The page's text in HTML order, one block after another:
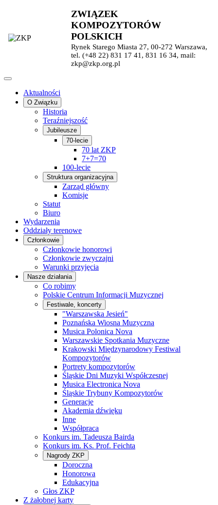
ZWIĄZEK
KOMPOZYTORÓW
POLSKICH
Rynek Starego Miasta 27, 00-272 Warszawa,
tel. (+48 22) 831 17 41, 831 16 34, mail:
zkp@zkp.org.pl
Aktualności
O Związku
Historia
Teraźniejszość
Jubileusze
70-lecie
70 lat ZKP
7+7=70
100-lecie
Struktura organizacyjna
Zarząd główny
Komisje
Statut
Biuro
Wydarzenia
Oddziały terenowe
Członkowie
Członkowie honorowi
Członkowie zwyczajni
Warunki przyjęcia
Nasze działania
Co robimy
Polskie Centrum Informacji Muzycznej
Festiwale, koncerty
"Warszawska Jesień"
Poznańska Wiosna Muzyczna
Musica Polonica Nova
Warszawskie Spotkania Muzyczne
Krakowski Międzynarodowy Festiwal
Kompozytorów
Portrety kompozytorów
Śląskie Dni Muzyki Współczesnej
Musica Electronica Nova
Śląskie Trybuny Kompozytorów
Generacje
Akademia dźwięku
Inne
Współpraca
Konkurs im. Tadeusza Bairda
Konkurs im. Ks. Prof. Feichta
Nagrody ZKP
Doroczna
Honorowa
Edukacyjna
Głos ZKP
Z żałobnej karty